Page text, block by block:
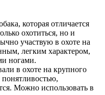
которая отличается
охотиться, но и
участвую в охоте на
легким характером,
ногами.
в охоте на крупного
понятливостью,
Можно использовать в